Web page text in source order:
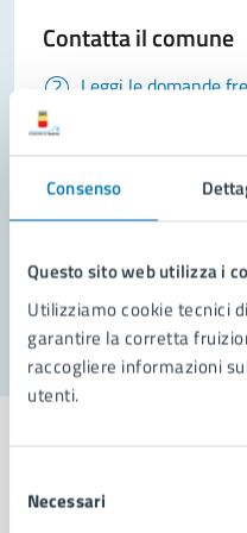
Consenso
Questo sito web utilizza i
Utilizziamo cookie tecnici
garantire la corretta
raccogliere informazioni
utenti.
delNecessari
Contatta il comune
Leggi le domande
Prenota